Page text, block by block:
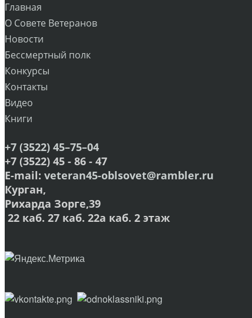
Главная
О Совете Ветеранов
Новости
Бессмертный полк
Конкурсы
Контакты
Видео
Книги
+7 (3522) 45–75–04
+7 (3522) 45 - 86 - 47
E-mail: veteran45-oblsovet@rambler.ru
Курган,
Рихарда Зорге,39
22 каб. 27 каб. 22а каб. 2 этаж